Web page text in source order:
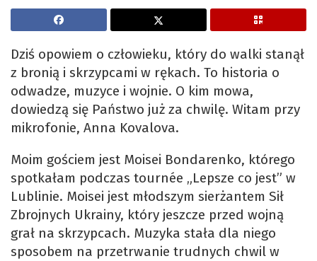
Dziś opowiem o człowieku, który do walki stanął
z bronią i skrzypcami w rękach. To historia o
odwadze, muzyce i wojnie. O kim mowa,
dowiedzą się Państwo już za chwilę. Witam przy
mikrofonie, Anna Kovalova.
Moim gościem jest Moisei Bondarenko, którego
spotkałam podczas tournée „Lepsze co jest” w
Lublinie. Moisei jest młodszym sierżantem Sił
Zbrojnych Ukrainy, który jeszcze przed wojną
grał na skrzypcach. Muzyka stała dla niego
sposobem na przetrwanie trudnych chwil w